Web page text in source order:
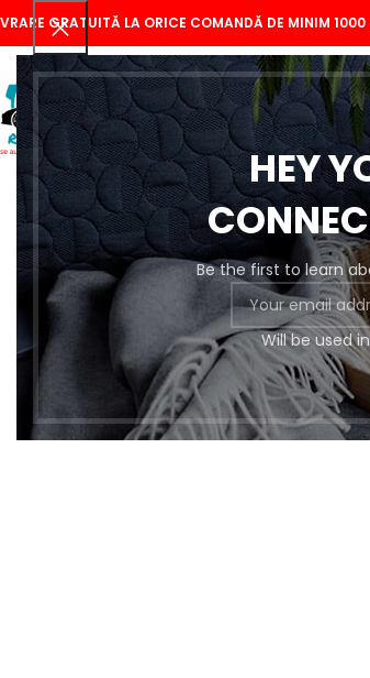
HEY
Be the first to learn
Will be used
GRATUITĂ LA ORICE COMANDĂ DE MINIM 1000